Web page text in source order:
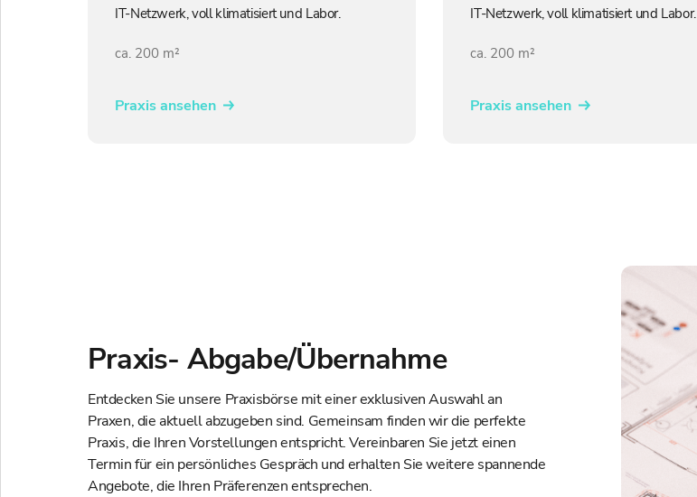
IT-Netzwerk, voll klimatisiert und Labor.
ca. 200 m²
Praxis ansehen
IT-Netzwerk, voll klimatisiert und Labor.
ca. 200 m²
Praxis ansehen
Praxis- Abgabe/Übernahme
Entdecken Sie unsere Praxisbörse mit einer exklusiven Auswahl an
Praxen, die aktuell abzugeben sind. Gemeinsam finden wir die perfekte
Praxis, die Ihren Vorstellungen entspricht. Vereinbaren Sie jetzt einen
Termin für ein persönliches Gespräch und erhalten Sie weitere spannende
Angebote, die Ihren Präferenzen entsprechen.